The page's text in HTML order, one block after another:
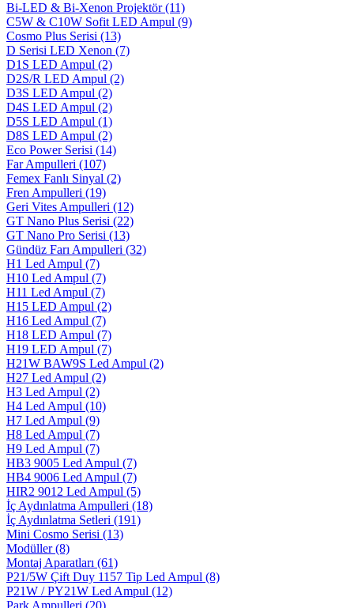
Bi-LED & Bi-Xenon Projektör (11)
C5W & C10W Sofit LED Ampul (9)
Cosmo Plus Serisi (13)
D Serisi LED Xenon (7)
D1S LED Ampul (2)
D2S/R LED Ampul (2)
D3S LED Ampul (2)
D4S LED Ampul (2)
D5S LED Ampul (1)
D8S LED Ampul (2)
Eco Power Serisi (14)
Far Ampulleri (107)
Femex Fanlı Sinyal (2)
Fren Ampulleri (19)
Geri Vites Ampulleri (12)
GT Nano Plus Serisi (22)
GT Nano Pro Serisi (13)
Gündüz Farı Ampulleri (32)
H1 Led Ampul (7)
H10 Led Ampul (7)
H11 Led Ampul (7)
H15 LED Ampul (2)
H16 Led Ampul (7)
H18 LED Ampul (7)
H19 LED Ampul (7)
H21W BAW9S Led Ampul (2)
H27 Led Ampul (2)
H3 Led Ampul (2)
H4 Led Ampul (10)
H7 Led Ampul (9)
H8 Led Ampul (7)
H9 Led Ampul (7)
HB3 9005 Led Ampul (7)
HB4 9006 Led Ampul (7)
HIR2 9012 Led Ampul (5)
İç Aydınlatma Ampulleri (18)
İç Aydınlatma Setleri (191)
Mini Cosmo Serisi (13)
Modüller (8)
Montaj Aparatları (61)
P21/5W Çift Duy 1157 Tip Led Ampul (8)
P21W / PY21W Led Ampul (12)